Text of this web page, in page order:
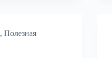
, Полезная